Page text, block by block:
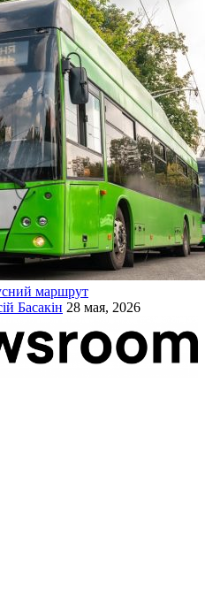
маршрут
Басакін 28 мая, 2026